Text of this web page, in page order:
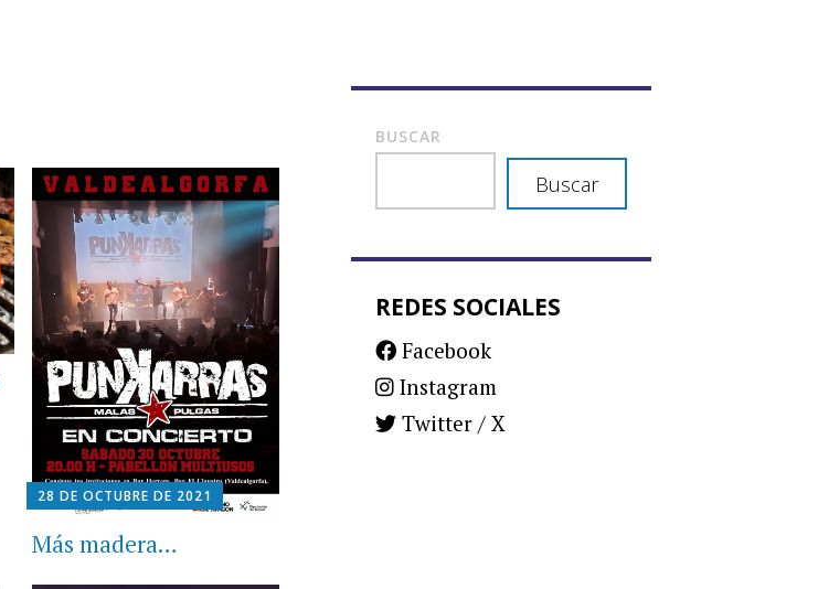
28 DE OCTUBRE DE 2021
Más madera…
BUSCAR
Buscar
REDES SOCIALES
Facebook
Instagram
Twitter / X